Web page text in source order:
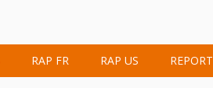
RAP FR RAP US REPORT